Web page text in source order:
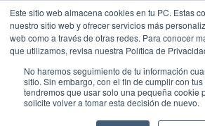
Este sitio web almacena cookies en tu PC. Estas
nuestro sitio web y ofrecer servicios más
web como a través de otras redes. Para conocer
que utilizamos, revisa nuestra Política de
No haremos seguimiento de tu información
sitio. Sin embargo, con el fin de cumplir con
tendremos que usar solo una pequeña cookie
solicite volver a tomar esta decisión de nuevo.